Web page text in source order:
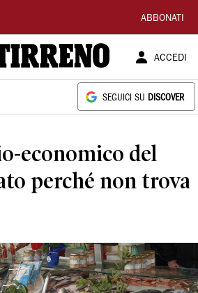
ABBONATI
ACCEDI
SEGUICI SU DISCOVER
economico del
perché non trova